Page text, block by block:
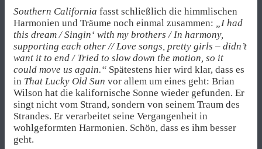
Southern California fasst schließlich die himmlischen
Harmonien und Träume noch einmal zusammen: „I had
this dream / Singin‘ with my brothers / In harmony,
supporting each other // Love songs, pretty girls – didn’t
want it to end / Tried to slow down the motion, so it
could move us again.“ Spätestens hier wird klar, dass es
in That Lucky Old Sun vor allem um eines geht: Brian
Wilson hat die kalifornische Sonne wieder gefunden. Er
singt nicht vom Strand, sondern von seinem Traum des
Strandes. Er verarbeitet seine Vergangenheit in
wohlgeformten Harmonien. Schön, dass es ihm besser
geht.